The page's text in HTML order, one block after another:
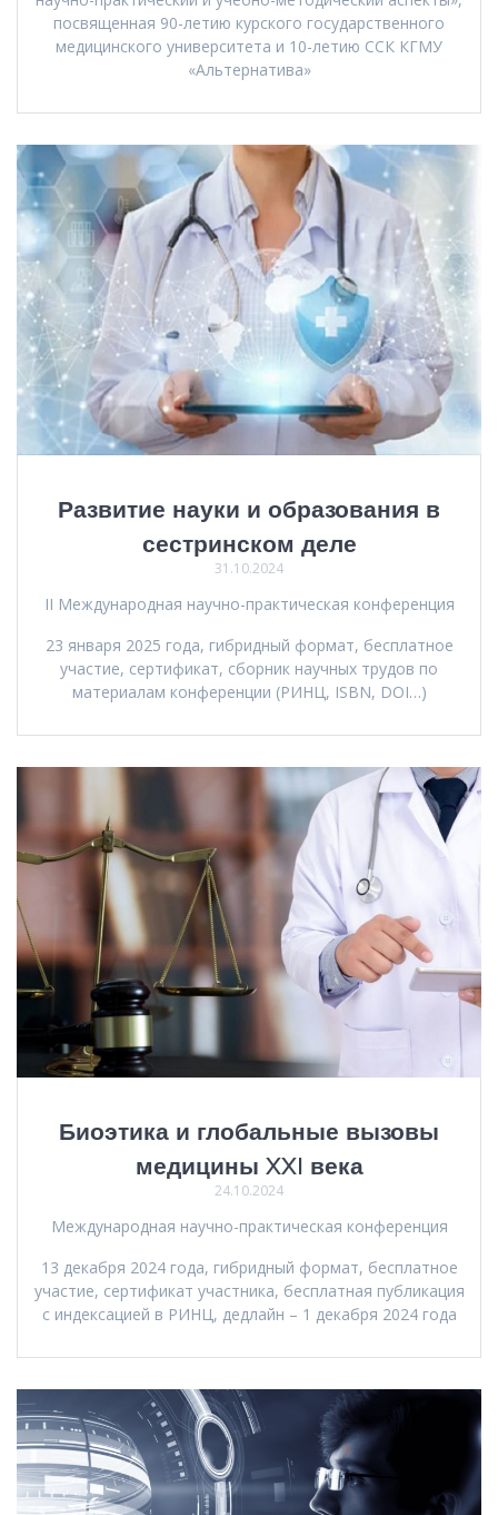
посвященная 90-летию курского государственного
медицинского университета и 10-летию ССК КГМУ
«Альтернатива»
Развитие науки и образования в
сестринском деле
31.10.2024
II Международная научно-практическая конференция
23 января 2025 года, гибридный формат, бесплатное
участие, сертификат, сборник научных трудов по
материалам конференции (РИНЦ, ISBN, DOI…)
Биоэтика и глобальные вызовы
медицины XXI века
24.10.2024
Международная научно-практическая конференция
13 декабря 2024 года, гибридный формат, бесплатное
участие, сертификат участника, бесплатная публикация
с индексацией в РИНЦ, дедлайн – 1 декабря 2024 года